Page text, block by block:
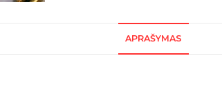
APRAŠYMAS